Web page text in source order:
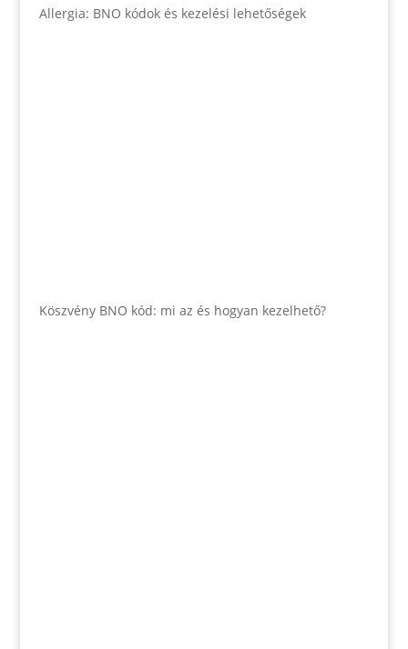
Allergia: BNO kódok és kezelési lehetőségek
Köszvény BNO kód: mi az és hogyan kezelhető?